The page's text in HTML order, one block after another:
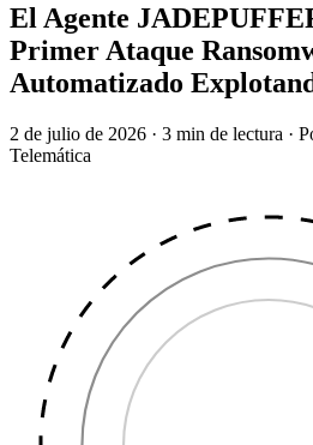
El Agente
Primer Ataque
Automatizado
2 de julio de 2026 · 3 min de lectura ·
Telemática